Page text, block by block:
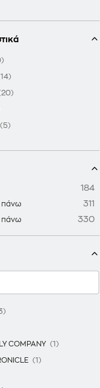
184
πάνω 311
πάνω 330
COMPANY